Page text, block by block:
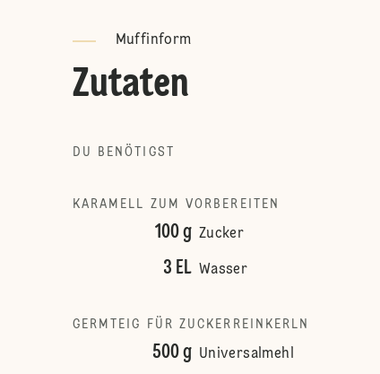
Muffinform
Zutaten
DU BENÖTIGST
KARAMELL ZUM VORBEREITEN
100 g Zucker
3 EL Wasser
GERMTEIG FÜR ZUCKERREINKERLN
500 g Universalmehl